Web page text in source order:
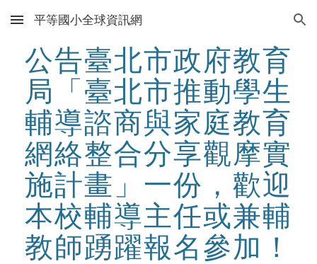
Skip to main content Skip to navigation
平等國小全球資訊網
公告臺北市政府教育
局「臺北市推動學生
輔導諮商與家庭教育
網絡整合分享觀摩實
施計畫」一份，歡迎
本校輔導主任或兼輔
教師踴躍報名參加！